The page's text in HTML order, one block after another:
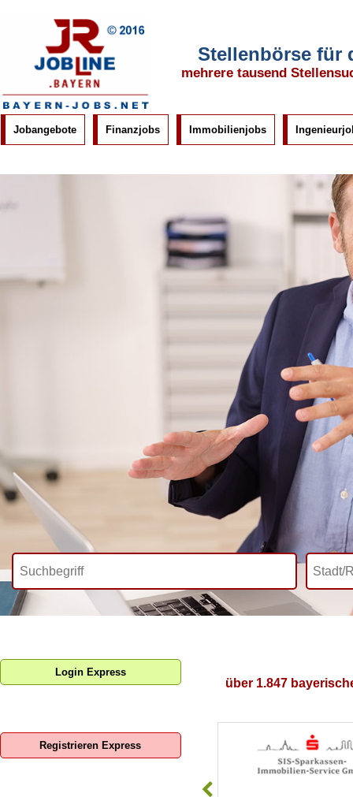
Stellenbörse für
mehrere tausend
Jobangebote Finanzjobs Immobilienjobs
über 1.847
Login Express
Registrieren Express